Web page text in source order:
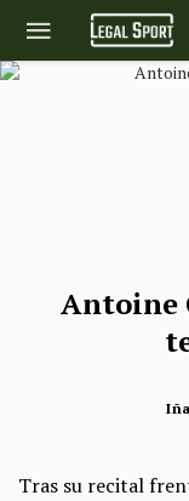
Antoine
Tras su recital